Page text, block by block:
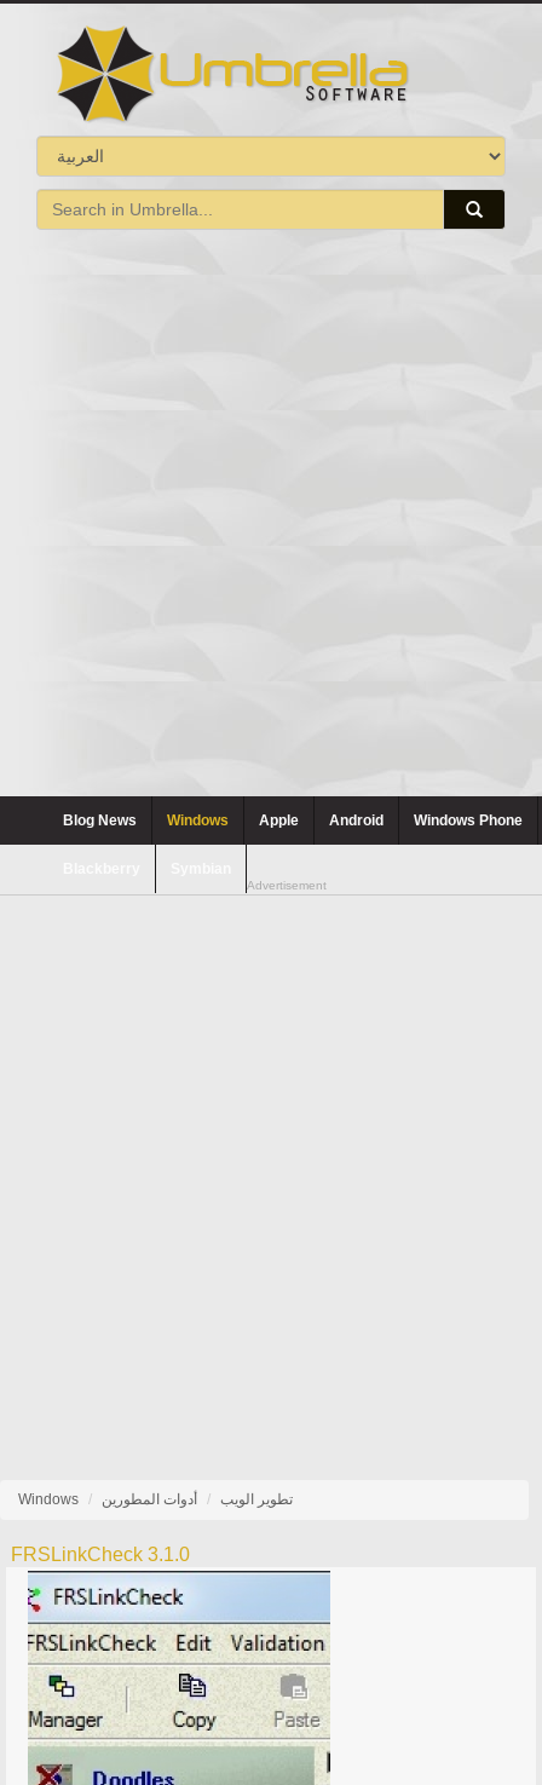
Blog News Windows Apple Android Windows Phone
Advertisement
Windows أدوات المطورين تطوير الويب
FRSLinkCheck 3.1.0